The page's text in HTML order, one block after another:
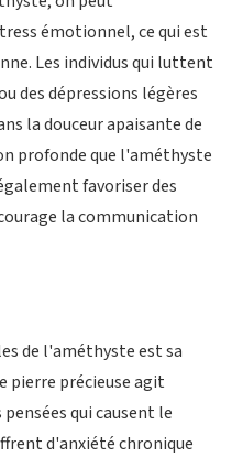
émotionnel, ce qui est
Les individus qui luttent
des dépressions légères
la douceur apaisante de
profonde que l'améthyste
favoriser des
la communication
de l'améthyste est sa
pierre précieuse agit
qui causent le
d'anxiété chronique